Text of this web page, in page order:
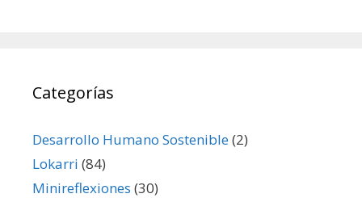
Categorías
Desarrollo Humano Sostenible(2)
Lokarri (84)
Minireflexiones (30)